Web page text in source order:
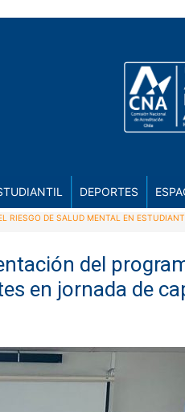
DEPORTES
DE SALUD MENTAL EN
del
en jornada de